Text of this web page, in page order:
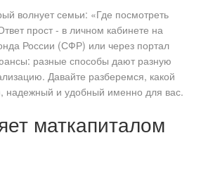
волнует семьи: «Где посмотреть
прост - в личном кабинете на
России (СФР) или через портал
разные способы дают разную
Давайте разберемся, какой
надежный и удобный именно для вас.
маткапиталом